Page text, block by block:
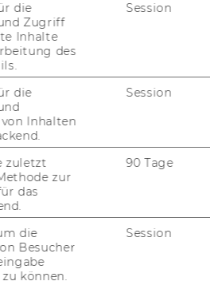
Bild von mäch­
inne/n. Die
will sich auf
​Pandemie bei­
haben, oft­
– etwa auf
Ärzt/inn/e/n und
und kann
ist ein­ge­la­den,
the co­ro­na
die
Zugriff
Inhalte
des
Session
die
Inhalten
Session
zuletzt
zur
das
90 Tage
die
Besucher
können.
Session